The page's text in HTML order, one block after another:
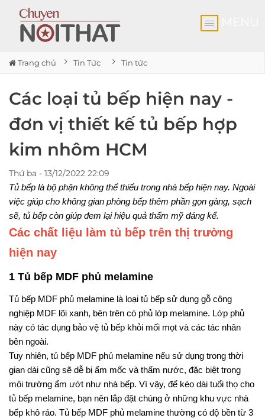
Trang chủ Tin Tức Tin tức
Các loại tủ bếp hiện nay -
đơn vị thiết kế tủ bếp hợp
kim nhôm HCM
Thứ ba - 13/12/2022 22:09
Tủ bếp là bộ phận không thể thiếu trong nhà bếp hiện nay. Ngoài
việc giúp cho không gian phòng bếp thêm phần gọn gàng, sạch
sẽ, tủ bếp còn giúp đem lại hiệu quả thẩm mỹ đáng kể.
Các chất liệu làm tủ bếp trên thị trường
hiện nay
1 Tủ bếp MDF phủ melamine
Tủ bếp MDF phủ melamine là loại tủ bếp sử dụng gỗ công
nghiệp MDF lõi xanh, bên trên có phủ lớp melamine. Lớp phủ
này có tác dụng bảo vệ tủ bếp khỏi mối mọt và các tác nhân
bên ngoài.
Tuy nhiên, tủ bếp MDF phủ melamine nếu sử dụng trong thời
gian dài cũng sẽ dễ bị ẩm mốc và thấm nước, đặc biệt trong
môi trường ẩm ướt như nhà bếp. Vì vậy, để kéo dài tuổi thọ cho
tủ bếp melamine, bạn nên lắp đặt chúng ở những khu vực nhà
bếp khô ráo. Tủ bếp MDF phủ melamine thường có độ bền từ 3